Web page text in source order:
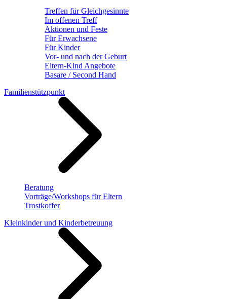
Treffen für Gleichgesinnte
Im offenen Treff
Aktionen und Feste
Für Erwachsene
Für Kinder
Vor- und nach der Geburt
Eltern-Kind Angebote
Basare / Second Hand
Familienstützpunkt
Beratung
Vorträge/Workshops für Eltern
Trostkoffer
Kleinkinder und Kinderbetreuung